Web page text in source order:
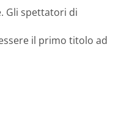
Gli spettatori di
il primo titolo ad